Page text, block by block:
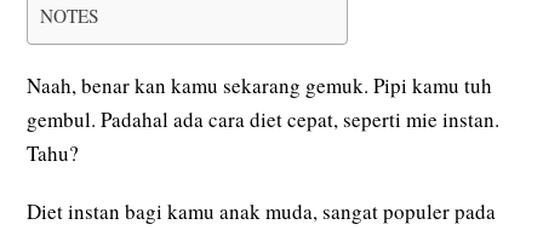
NOTES
Naah, benar kan kamu sekarang gemuk. Pipi kamu tuh
gembul. Padahal ada cara diet cepat, seperti mie instan.
Tahu?
Diet instan bagi kamu anak muda, sangat populer pada